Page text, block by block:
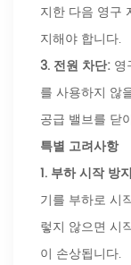
지한 다음 영구
지해야 합니다.
3. 전원 차단: 영
를 사용하지 않
공급 밸브를 닫
특별 고려사항
1. 부하 시작 방
기를 부하로 시
렇지 않으면 시
이 손상됩니다.